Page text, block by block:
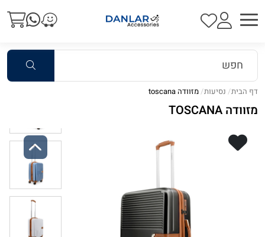
דף הבית נסיעות מזוודה toscana
מזוודה TOSCANA
Previous